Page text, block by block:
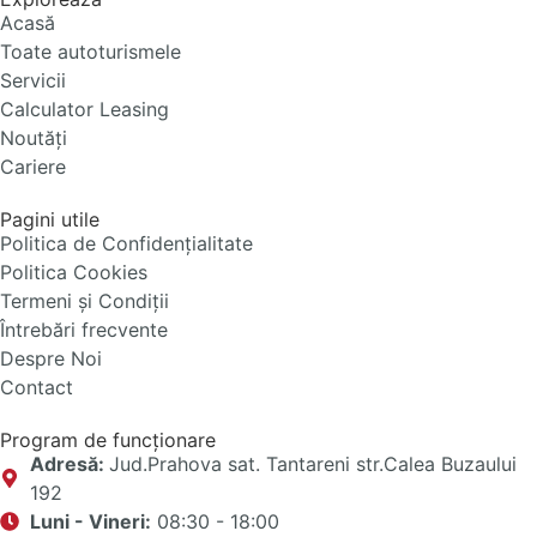
Acasă
Toate autoturismele
Servicii
Calculator Leasing
Noutăți
Cariere
Pagini utile
Politica de Confidențialitate
Politica Cookies
Termeni și Condiții
Întrebări frecvente
Despre Noi
Contact
Program de funcționare
Adresă: Jud.Prahova sat. Tantareni str.Calea Buzaului
192
Luni - Vineri: 08:30 - 18:00